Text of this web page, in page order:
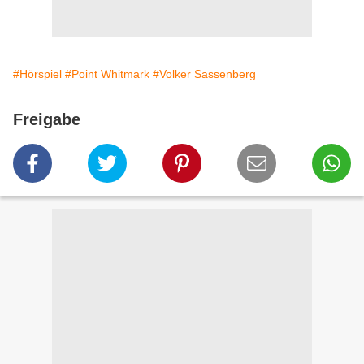
#Hörspiel #Point Whitmark #Volker Sassenberg
Freigabe